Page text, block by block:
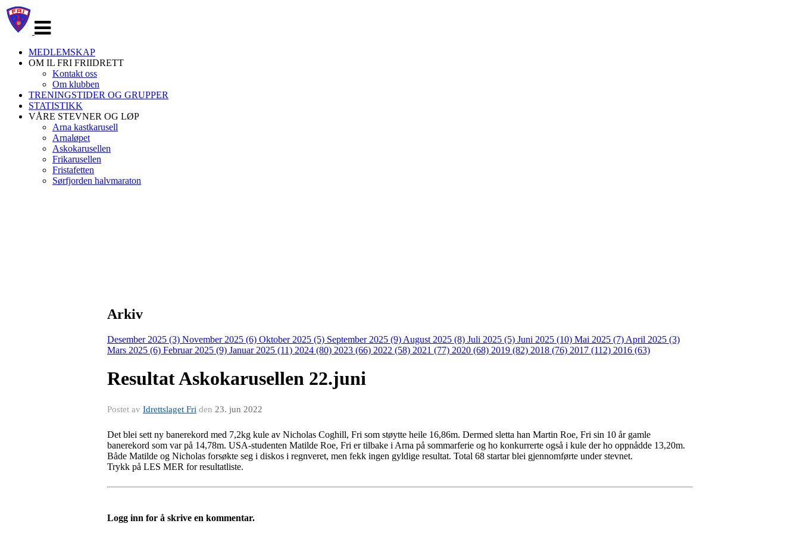
navigasjon
MEDLEMSKAP
OM IL FRI FRIIDRETT
Kontakt oss
Om klubben
TRENINGSTIDER OG GRUPPER
STATISTIKK
VÅRE STEVNER OG LØP
Arna kastkarusell
Arnaløpet
Askokarusellen
Frikarusellen
Fristafetten
Sørfjorden halvmaraton
Arkiv
Desember 2025 (3) November 2025 (6) Oktober 2025 (5) September 2025 (9) August 2025 (8) Juli 2025 (5) Juni 2025 (10) Mai 2025 (7) April 2025 (3)
Mars 2025 (6) Februar 2025 (9) Januar 2025 (11) 2024 (80) 2023 (66) 2022 (58) 2021 (77) 2020 (68) 2019 (82) 2018 (76) 2017 (112) 2016 (63)
Resultat Askokarusellen 22.juni
Postet av Idrettslaget Fri den 23. jun 2022
Det blei sett ny banerekord med 7,2kg kule av Nicholas Coghill, Fri som støytte heile 16,86m. Dermed sletta han Martin Roe, Fri sin 10 år gamle
banerekord som var på 14,78m. USA-studenten Matilde Roe, Fri er tilbake i Arna på sommarferie og ho konkurrerte også i kule der ho oppnådde 13,20m.
Både Matilde og Nicholas forsøkte seg i diskos i regnveret, men fekk ingen gyldige resultat. Total 68 startar blei gjennomførte under stevnet.
Trykk på LES MER for resultatliste.
Logg inn for å skrive en kommentar.